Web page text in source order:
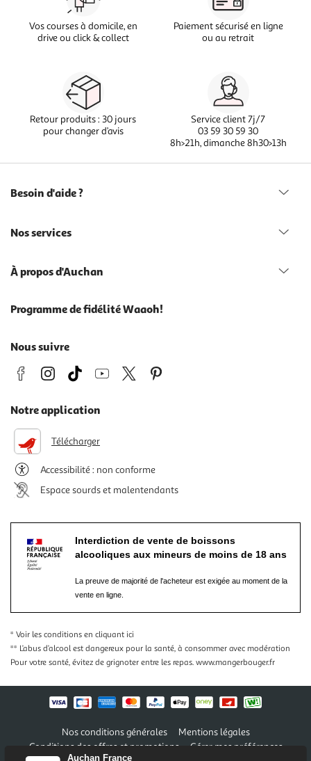
Auchan France
Vos courses à domicile, en
drive ou click & collect
Paiement sécurisé en ligne
ou au retrait
Retour produits : 30 jours
pour changer d’avis
Service client 7j/7
03 59 30 59 30
8h>21h, dimanche 8h30>13h
Besoin d'aide ?
Nos services
À propos d'Auchan
Programme de fidélité Waaoh!
Nous suivre
Notre application
Télécharger
Accessibilité : non conforme
Espace sourds et malentendants
Interdiction de vente de boissons
alcooliques aux mineurs de moins de 18 ans
La preuve de majorité de l'acheteur est exigée au moment de la
vente en ligne.
* Voir les conditions en cliquant ici
** L’abus d’alcool est dangereux pour la santé, à consommer avec modération
Pour votre santé, évitez de grignoter entre les repas. www.mangerbouger.fr
Nos conditions générales
Mentions légales
Conditions des offres et promotions
Gérer mes préférences